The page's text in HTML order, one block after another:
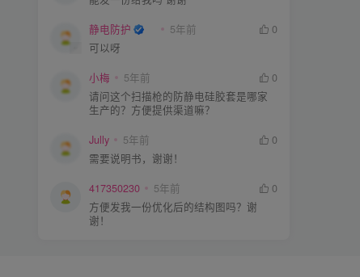
静电防护 5年前
0
可以呀
小梅 5年前
0
请问这个扫描枪的防静电硅胶套是哪家
生产的？方便提供渠道嘛？
Jully 5年前
0
需要说明书，谢谢！
417350230 5年前
0
方便发我一份优化后的结构图吗？谢
谢！